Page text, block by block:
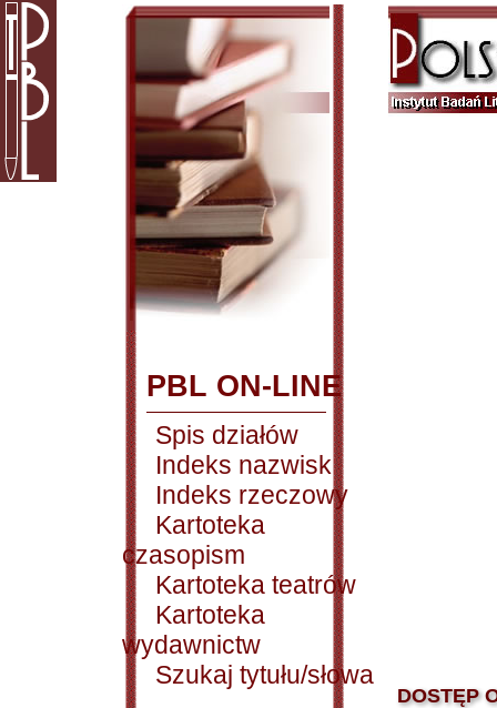
PBL ON-LINE
Spis działów
Indeks nazwisk
Indeks rzeczowy
Kartoteka
czasopism
Kartoteka teatrów
Kartoteka
wydawnictw
Szukaj tytułu/słowa
DOSTĘP